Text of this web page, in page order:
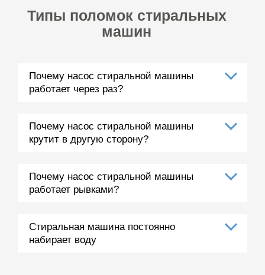
Типы поломок стиральных
машин
Почему насос стиральной машины
работает через раз?
Почему насос стиральной машины
крутит в другую сторону?
Почему насос стиральной машины
работает рывками?
Стиральная машина постоянно
набирает воду